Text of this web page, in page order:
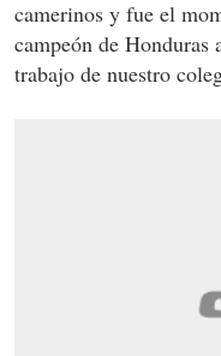
camerinos y fue el
campeón de Honduras
trabajo de nuestro